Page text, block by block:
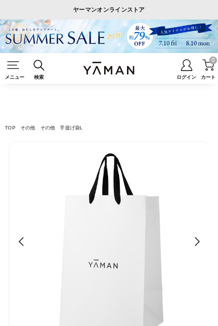
ヤーマンオンラインストア
メニュー 検索 ログイン カート
0
TOP その他 その他 手提げ袋L